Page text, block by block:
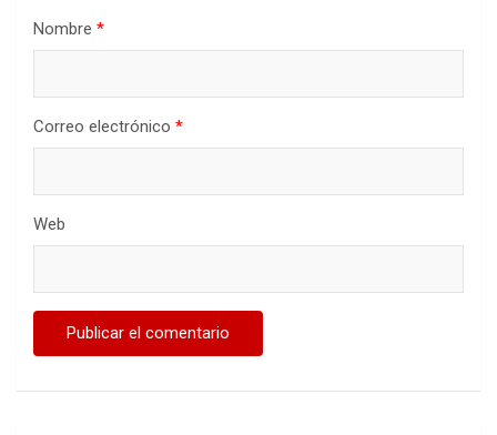
Nombre *
Correo electrónico *
Web